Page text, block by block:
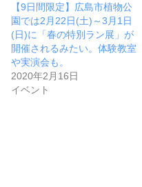
【9日間限定】広島市植物公
園では2月22日(土)～3月1日
(日)に「春の特別ラン展」が
開催されるみたい。体験教室
や実演会も。
2020年2月16日
イベント